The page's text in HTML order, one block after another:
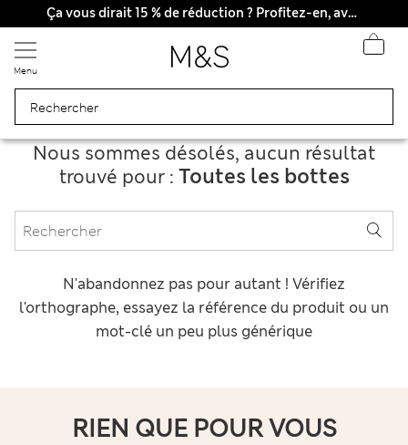
Ça vous dirait 15 % de réduction ? Profitez-en, avec davantage de récompenses exclusives en vous inscrivant à Sparks
Tous droits payés
Menu
Nous sommes désolés, aucun résultat
trouvé pour : Toutes les bottes
N'abandonnez pas pour autant ! Vérifiez
l'orthographe, essayez la référence du produit ou un
mot-clé un peu plus générique
RIEN QUE POUR VOUS